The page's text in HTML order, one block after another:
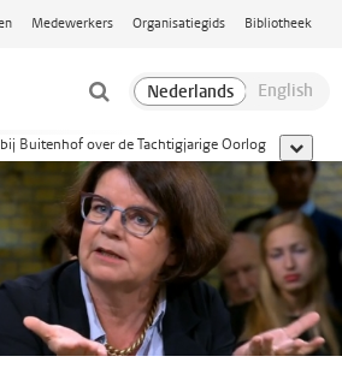
Medewerkers Organisatiegids Bibliotheek
Buitenhof over de Tachtigjarige Oorlog toon